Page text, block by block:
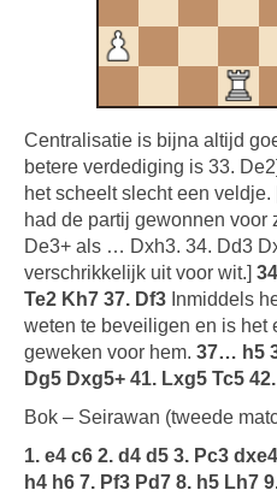
Centralisatie is bijna altijd
betere verdediging is 33. De2]
het scheelt slecht een
had de partij gewonnen
De3+ als … Dxh3. 34. Dd3
verschrikkelijk uit voor wit.]
Te2 Kh7 37. Df3 Inmiddels
weten te beveiligen en is het
geweken voor hem. 37… h5
Dg5 Dxg5+ 41. Lxg5 Tc5
Bok – Seirawan (tweede
1. e4 c6 2. d4 d5 3. Pc3
h4 h6 7. Pf3 Pd7 8. h5 Lh7